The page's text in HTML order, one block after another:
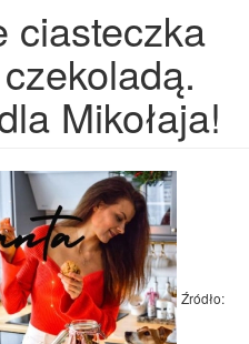
ciasteczka
Mikołaja!
Źródło: